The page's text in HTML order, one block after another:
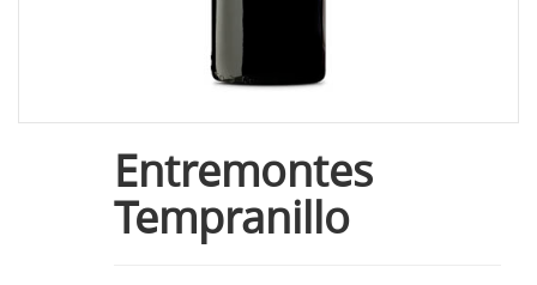
Entremontes
Tempranillo